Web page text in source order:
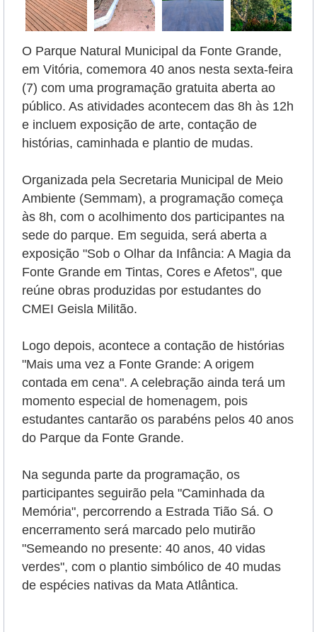
O Parque Natural Municipal da Fonte Grande,
em Vitória, comemora 40 anos nesta sexta-feira
(7) com uma programação gratuita aberta ao
público. As atividades acontecem das 8h às 12h
e incluem exposição de arte, contação de
histórias, caminhada e plantio de mudas.
Organizada pela Secretaria Municipal de Meio
Ambiente (Semmam), a programação começa
às 8h, com o acolhimento dos participantes na
sede do parque. Em seguida, será aberta a
exposição "Sob o Olhar da Infância: A Magia da
Fonte Grande em Tintas, Cores e Afetos", que
reúne obras produzidas por estudantes do
CMEI Geisla Militão.
Logo depois, acontece a contação de histórias
"Mais uma vez a Fonte Grande: A origem
contada em cena". A celebração ainda terá um
momento especial de homenagem, pois
estudantes cantarão os parabéns pelos 40 anos
do Parque da Fonte Grande.
Na segunda parte da programação, os
participantes seguirão pela "Caminhada da
Memória", percorrendo a Estrada Tião Sá. O
encerramento será marcado pelo mutirão
"Semeando no presente: 40 anos, 40 vidas
verdes", com o plantio simbólico de 40 mudas
de espécies nativas da Mata Atlântica.